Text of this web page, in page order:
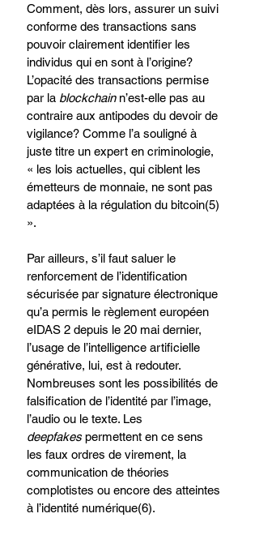
Comment, dès lors, assurer un suivi
conforme des transactions sans
pouvoir clairement identifier les
individus qui en sont à l’origine?
L’opacité des transactions permise
par la blockchain n’est-elle pas au
contraire aux antipodes du devoir de
vigilance? Comme l’a souligné à
juste titre un expert en criminologie,
« les lois actuelles, qui ciblent les
émetteurs de monnaie, ne sont pas
adaptées à la régulation du bitcoin(5)
».
Par ailleurs, s’il faut saluer le
renforcement de l’identification
sécurisée par signature électronique
qu’a permis le règlement européen
eIDAS 2 depuis le 20 mai dernier,
l’usage de l’intelligence artificielle
générative, lui, est à redouter.
Nombreuses sont les possibilités de
falsification de l’identité par l’image,
l’audio ou le texte. Les
deepfakes permettent en ce sens
les faux ordres de virement, la
communication de théories
complotistes ou encore des atteintes
à l’identité numérique(6).